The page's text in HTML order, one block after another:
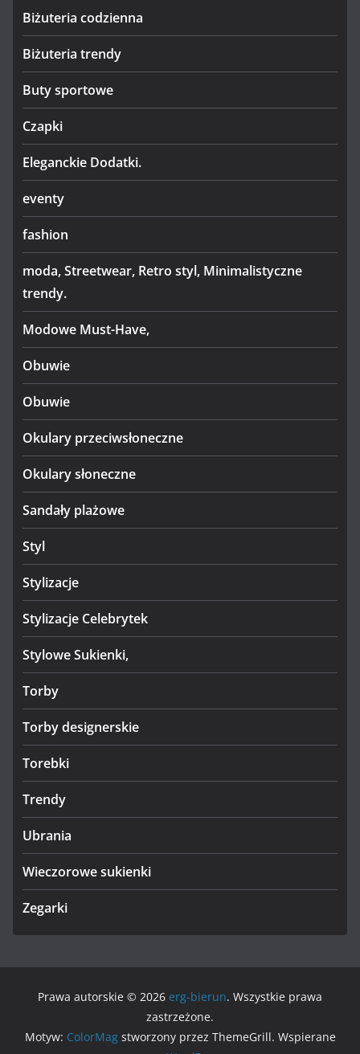
Biżuteria codzienna
Biżuteria trendy
Buty sportowe
Czapki
Eleganckie Dodatki.
eventy
fashion
moda, Streetwear, Retro styl, Minimalistyczne
trendy.
Modowe Must-Have,
Obuwie
Obuwie
Okulary przeciwsłoneczne
Okulary słoneczne
Sandały plażowe
Styl
Stylizacje
Stylizacje Celebrytek
Stylowe Sukienki,
Torby
Torby designerskie
Torebki
Trendy
Ubrania
Wieczorowe sukienki
Zegarki
Prawa autorskie © 2026 erg-bierun. Wszystkie prawa
zastrzeżone.
Motyw: ColorMagstworzony przez ThemeGrill. Wspierane